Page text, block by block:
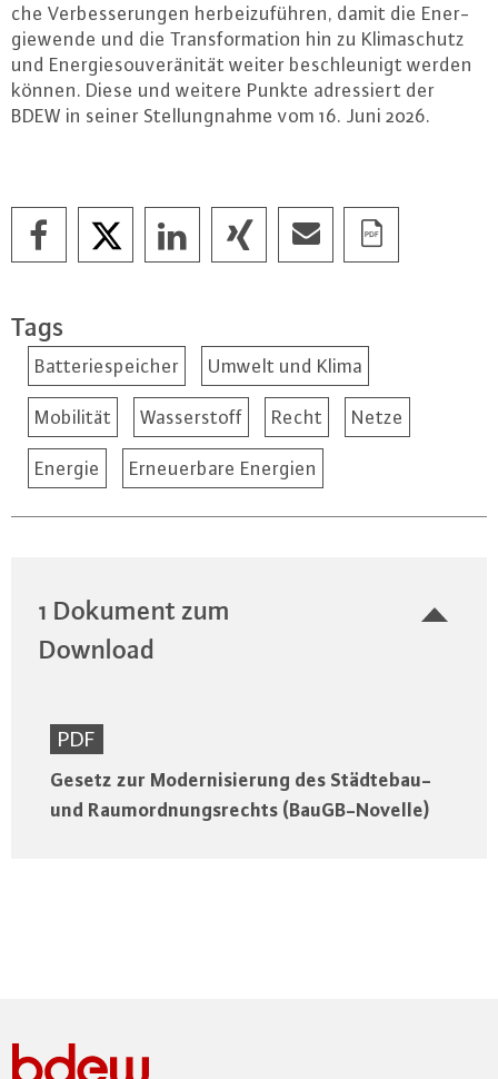
che Ver­bes­se­run­gen her­bei­zu­füh­ren, damit die En­er­
gie­wen­de und die Trans­for­ma­ti­on hin zu Kli­ma­schutz
und En­er­gie­sou­ve­rä­ni­tät weiter be­schleu­nigt werden
können. Diese und weitere Punkte adres­siert der
BDEW in seiner Stel­lung­nah­me vom 16. Juni 2026.
Tags
Batteriespeicher Umwelt und Klima
Mobilität Wasserstoff Recht Netze
Energie Erneuerbare Energien
1 Dokument zum
Download
PDF
Gesetz zur Modernisierung des Städtebau-
und Raumordnungsrechts (BauGB-Novelle)